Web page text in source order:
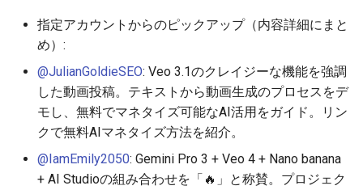
2026-05-02
2026-04-30
2026-04-29
2026-04-28
2025-10-17
2025-10-15
2025-10-14
2025-10-13
2026-05-02
2026-04-30
2026-04-29
2026-04-28
2025-10-17
2025-10-15
2025-10-14
2025-10-13
2026-04-29
2026-04-27
2026-04-26
2026-04-25
2025-10-17
2025-10-15
2025-10-14
2025-10-13
2026-04-28
2026-04-27
2026-04-26
2026-04-25
2026-04-24
指定アカウントからのピックアップ（内容詳細にまと
め）:
@JulianGoldieSEO: Veo 3.1のクレイジーな機能を強調
した動画投稿。テキストから動画生成のプロセスをデ
モし、無料でマネタイズ可能なAI活用をガイド。リン
クで無料AIマネタイズ方法を紹介。
@IamEmily2050: Gemini Pro 3 + Veo 4 + Nano banana
+ AI Studioの組み合わせを「🔥」と称賛。プロジェク